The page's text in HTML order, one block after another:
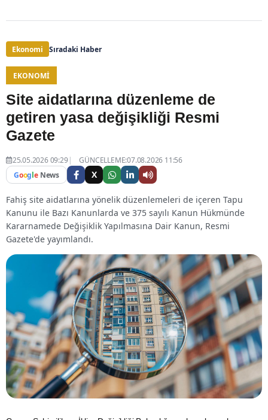
Ekonomi Sıradaki Haber
EKONOMI
Site aidatlarına düzenleme de
getiren yasa değişikliği Resmi
Gazete
25.05.2026 09:29
GÜNCELLEME:07.08.2026 11:56
Google News X
Fahiş site aidatlarına yönelik düzenlemeleri de içeren Tapu
Kanunu ile Bazı Kanunlarda ve 375 sayılı Kanun Hükmünde
Kararnamede Değişiklik Yapılmasına Dair Kanun, Resmi
Gazete'de yayımlandı.